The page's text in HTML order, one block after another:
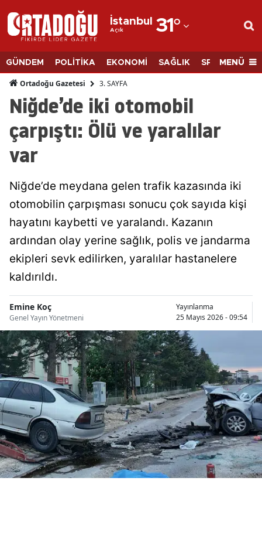
İstanbul
Açık 31°
Adana
Adıyaman
Afyonkarahisar
Ağrı
Amasya
Antalya
Artvin
Aydın
Bingöl
Bolu
Burdur
Bursa
Çanakkale
Çankırı
Çorum
GÜNDEM POLİTİKA EKONOMİ SAĞLIK SPORMENÜ
Ortadoğu Gazetesi 3. SAYFA
Niğde’de iki otomobil
çarpıştı: Ölü ve yaralılar
var
Niğde’de meydana gelen trafik kazasında iki
otomobilin çarpışması sonucu çok sayıda kişi
hayatını kaybetti ve yaralandı. Kazanın
ardından olay yerine sağlık, polis ve jandarma
ekipleri sevk edilirken, yaralılar hastanelere
kaldırıldı.
Emine Koç
Genel Yayın Yönetmeni
Yayınlanma
25 Mayıs 2026 - 09:54